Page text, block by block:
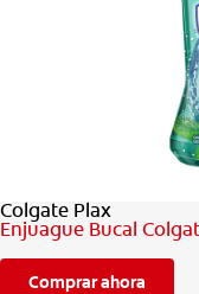
Colgate Plax
Enjuague Bucal
Comprar ahora